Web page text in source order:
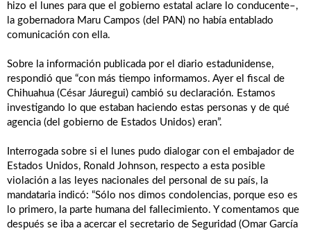
hizo el lunes para que el gobierno estatal aclare lo conducente–,
la gobernadora Maru Campos (del PAN) no había entablado
comunicación con ella.
Sobre la información publicada por el diario estadunidense,
respondió que “con más tiempo informamos. Ayer el fiscal de
Chihuahua (César Jáuregui) cambió su declaración. Estamos
investigando lo que estaban haciendo estas personas y de qué
agencia (del gobierno de Estados Unidos) eran”.
Interrogada sobre si el lunes pudo dialogar con el embajador de
Estados Unidos, Ronald Johnson, respecto a esta posible
violación a las leyes nacionales del personal de su país, la
mandataria indicó: “Sólo nos dimos condolencias, porque eso es
lo primero, la parte humana del fallecimiento. Y comentamos que
después se iba a acercar el secretario de Seguridad (Omar García